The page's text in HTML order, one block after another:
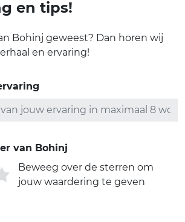
en tips!
Bohinj geweest? Dan horen wij
en ervaring!
van Bohinj
Beweeg over de sterren om
jouw waardering te geven